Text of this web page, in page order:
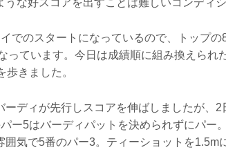
な好スコアを出すことは難しいコンディ
でのスタートになっているので、トップ
っています。今日は成績順に組み換えられ
きました。
ーディが先行しスコアを伸ばしましたが、
ー5はバーディパットを決められずにパー
囲気で5番のパー3。ティーショットを1.5m